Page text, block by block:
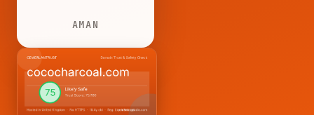
AMAN